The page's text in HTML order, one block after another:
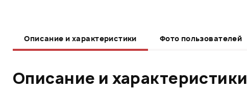
Описание и характеристики Фото пользователей
Описание и характеристики